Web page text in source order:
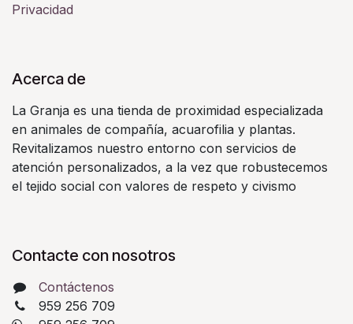
Privacidad
Acerca de
La Granja es una tienda de proximidad especializada
en animales de compañía, acuarofilia y plantas.
Revitalizamos nuestro entorno con servicios de
atención personalizados, a la vez que robustecemos
el tejido social con valores de respeto y civismo
Contacte con nosotros
Contáctenos
959 256 709